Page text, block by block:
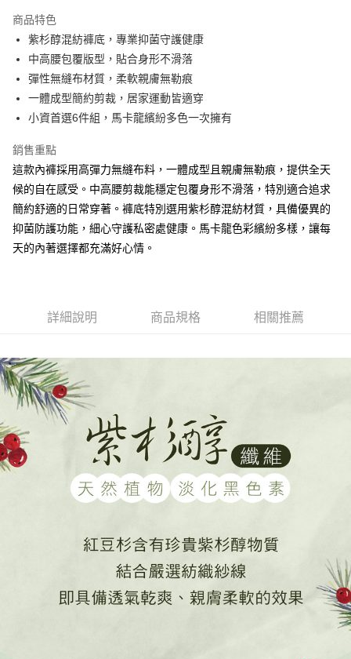
Apple Pay
街口支付
悠遊付
AFTEE先享後付
相關說明
AFTEE先享後付是「在收到商品之後才付款」的支付方式。 讓您購物簡單
便利好安心！
１．簡單：不需註冊會員、不需綁卡、不需儲值。
２．便利：只要手機號碼，簡訊認證，即可結帳。
３．安心：先確認商品／服務後，再付款。
３．收到繳費通知簡訊後14天內，點擊此簡訊中的連結，可透過四大超商／
購買商品的店家。未經商家同意取消之訂單仍視為有效，需透過AFTEE先享
後付繳納相關費用。
※ 交易是否成功請以「AFTEE先享後付 」之結帳頁面顯示為準，若有關於
是否繳費成功／繳費後需取消欲退款等相關疑問，請聯繫「AFTEE先享後付
客戶支援中心」
https://netprotections.freshdesk.com/support/home
【注意事項】
１．透過由恩沛科技股份有限公司提供之「AFTEE先享後付」服務完成之交
易，需依本服務之必要範圍內提供個人資料，並將交易相關給付款項請求債
權轉讓予恩沛科技股份有限公司。
２．關於個人資料處理事宜，請瀏覽以下網址：
「AFTEE先享後付」，若未經同意申辦者引起之損失，本公司不負相關責
４．使用「AFTEE先享後付」時，將依據個別帳號之用戶狀況，依本公司即
時審查核予不同之上限額度；若仍有額度不足之情形，本公司將視審查結果
請求用戶進行身份認證。
ATM付款
運送方式
全家付款取貨
每筆NT$80，滿NT$899(含以上)免運費
每筆NT$80，滿NT$899(含以上)免運費
付款後7-11取貨
每筆NT$80，滿NT$899(含以上)免運費
黑貓宅急便
每筆NT$80，滿NT$899(含以上)免運費
商品特色
紫杉醇混紡褲底，專業抑菌守護健康
中高腰包覆版型，貼合身形不滑落
彈性無縫布材質，柔軟親膚無勒痕
一體成型簡約剪裁，居家運動皆適穿
小資首選6件組，馬卡龍繽紛多色一次擁有
銷售重點
這款內褲採用高彈力無縫布料，一體成型且親膚無勒痕，提供全天
候的自在感受。中高腰剪裁能穩定包覆身形不滑落，特別適合追求
簡約舒適的日常穿著。褲底特別選用紫杉醇混紡材質，具備優異的
抑菌防護功能，細心守護私密處健康。馬卡龍色彩繽紛多樣，讓每
天的內著選擇都充滿好心情。
詳細說明 商品規格 相關推薦